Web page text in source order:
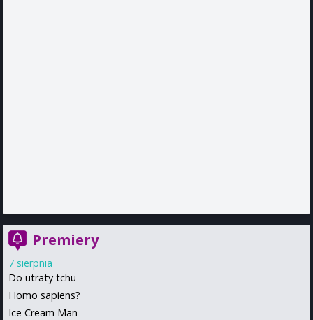
Premiery
7 sierpnia
Do utraty tchu
Homo sapiens?
Ice Cream Man